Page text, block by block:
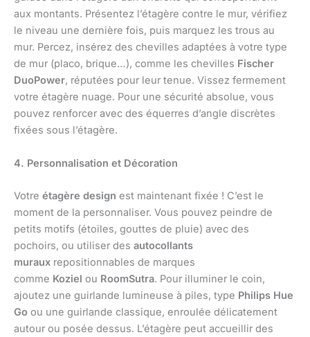
aux montants. Présentez l’étagère contre le mur, vérifiez
le niveau une dernière fois, puis marquez les trous au
mur. Percez, insérez des chevilles adaptées à votre type
de mur (placo, brique…), comme les chevilles Fischer
DuoPower, réputées pour leur tenue. Vissez fermement
votre étagère nuage. Pour une sécurité absolue, vous
pouvez renforcer avec des équerres d’angle discrètes
fixées sous l’étagère.
4. Personnalisation et Décoration
Votre étagère design est maintenant fixée ! C’est le
moment de la personnaliser. Vous pouvez peindre de
petits motifs (étoiles, gouttes de pluie) avec des
pochoirs, ou utiliser des autocollants
muraux repositionnables de marques
comme Koziel ou RoomSutra. Pour illuminer le coin,
ajoutez une guirlande lumineuse à piles, type Philips Hue
Go ou une guirlande classique, enroulée délicatement
autour ou posée dessus. L’étagère peut accueillir des